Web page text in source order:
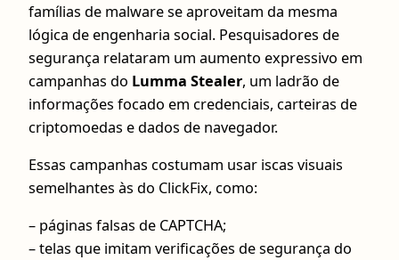
famílias de malware se aproveitam da mesma
lógica de engenharia social. Pesquisadores de
segurança relataram um aumento expressivo em
campanhas do Lumma Stealer, um ladrão de
informações focado em credenciais, carteiras de
criptomoedas e dados de navegador.
Essas campanhas costumam usar iscas visuais
semelhantes às do ClickFix, como:
– páginas falsas de CAPTCHA;
– telas que imitam verificações de segurança do